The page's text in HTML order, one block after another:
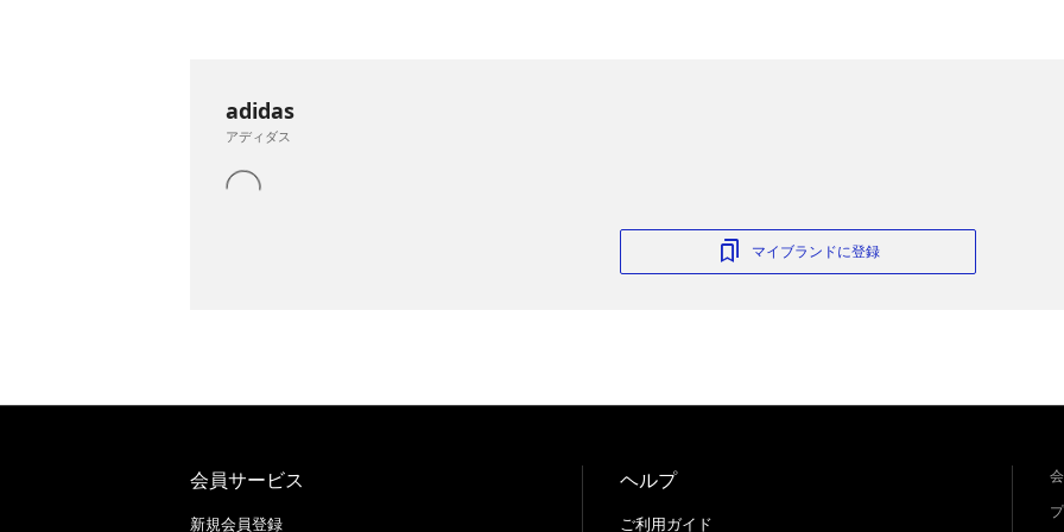
adidas
アディダス
マイブランドに登録
会員サービス
新規会員登録
ヘルプ
ご利用ガイド